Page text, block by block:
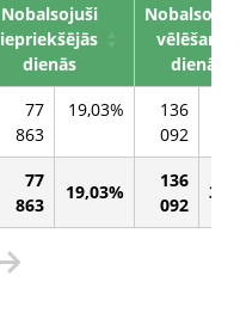
Nobalsojuši
iepriekšējās
dienās
Nobalsojuši
vēlēšanu
dienā
77
863
19,03%
136
092
77
863
19,03%
136
092